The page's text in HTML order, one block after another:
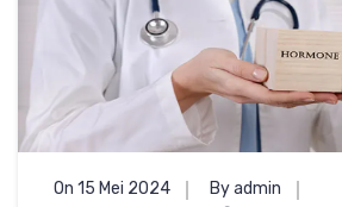
On 15 Mei 2024
By admin